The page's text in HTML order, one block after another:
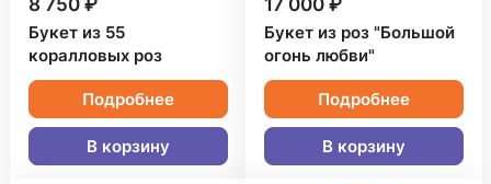
8 750 ₽
Букет из 55
коралловых роз
Подробнее
В корзину
17 000 ₽
Букет из роз "Большой
огонь любви"
Подробнее
В корзину